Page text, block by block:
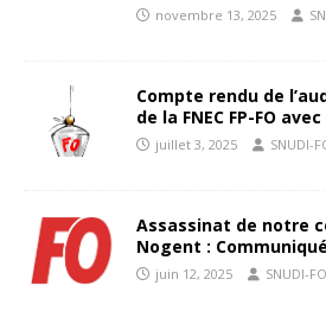
novembre 13, 2025
Compte rendu de
de la FNEC FP-FO avec
juillet 3, 2025 SNUDI-
Assassinat de notre
Nogent : Communiqué
juin 12, 2025 SNUDI-